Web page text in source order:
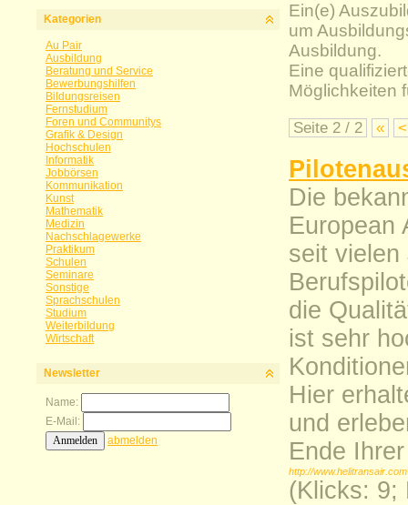
Kategorien
Au Pair
Ausbildung
Beratung und Service
Bewerbungshilfen
Bildungsreisen
Fernstudium
Foren und Communitys
Grafik & Design
Hochschulen
Informatik
Jobbörsen
Kommunikation
Kunst
Mathematik
Medizin
Nachschlagewerke
Praktikum
Schulen
Seminare
Sonstige
Sprachschulen
Studium
Weiterbildung
Wirtschaft
Newsletter
Name:
E-Mail:
abmelden
Ein(e)
um
Ausbildung.
Eine
Möglichkeiten
Seite 2 / 2 « <
Die
European
seit vielen
die
ist sehr
Hier
und
Ende
http://www.helitransair.com
(Klicks: 9;